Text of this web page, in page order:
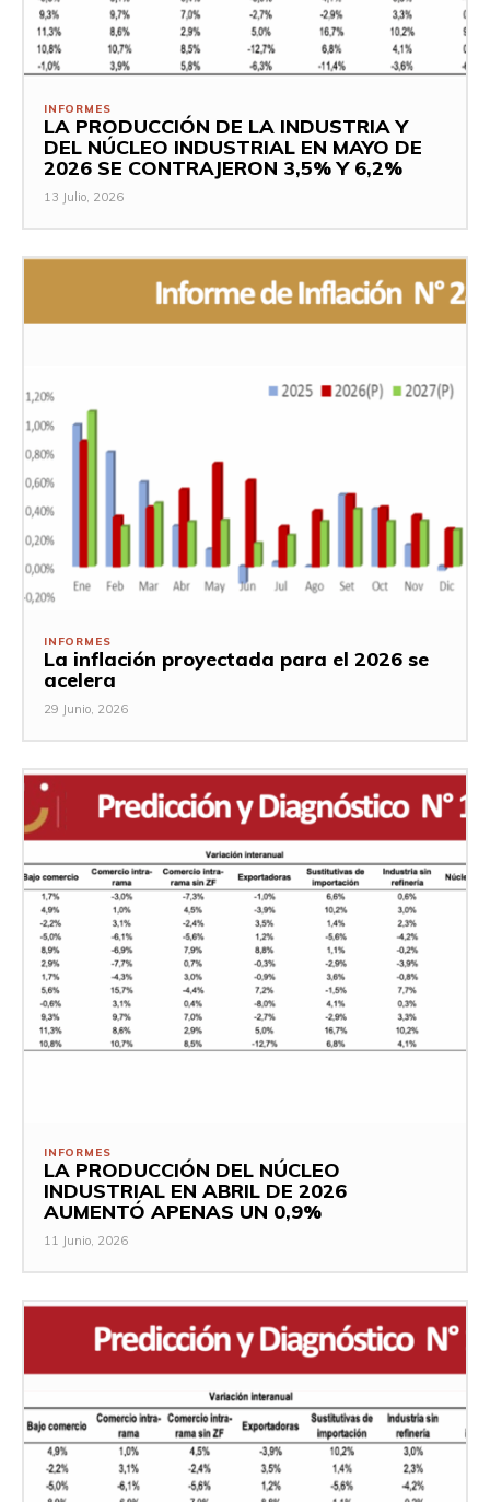
INFORMES
LA PRODUCCIÓN DE LA INDUSTRIA Y
DEL NÚCLEO INDUSTRIAL EN MAYO DE
2026 SE CONTRAJERON 3,5% Y 6,2%
13 Julio, 2026
INFORMES
La inflación proyectada para el 2026 se
acelera
29 Junio, 2026
INFORMES
LA PRODUCCIÓN DEL NÚCLEO
INDUSTRIAL EN ABRIL DE 2026
AUMENTÓ APENAS UN 0,9%
11 Junio, 2026